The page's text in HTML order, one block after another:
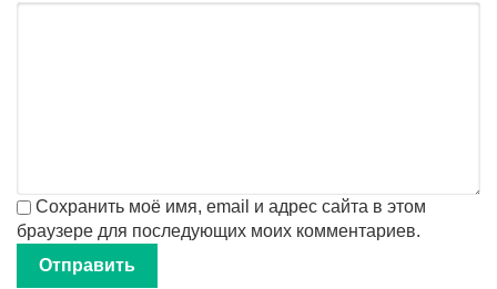
Сохранить моё имя, email и адрес сайта в этом
браузере для последующих моих комментариев.